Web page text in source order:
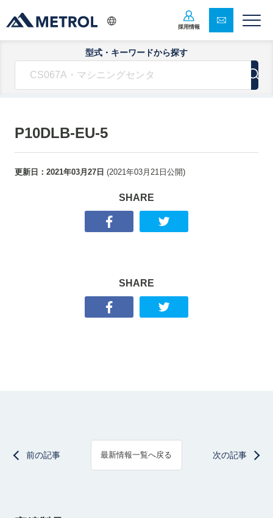
採用情報
型式・キーワードから探す
P10DLB-EU-5
更新日： 2021年03月27日 (2021年03月21日 公開)
SHARE
SHARE
前の記事 最新情報一覧へ戻る 次の記事